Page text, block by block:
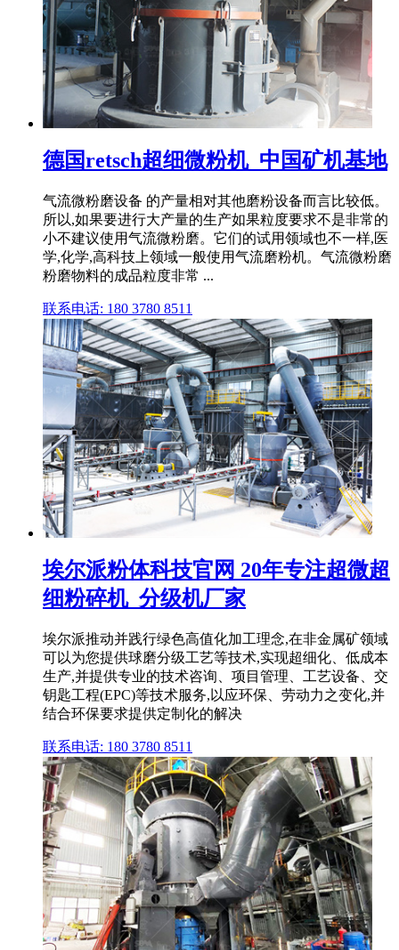
德国retsch超细微粉机_中国矿机基地
气流微粉磨设备 的产量相对其他磨粉设备而言比较低。
所以,如果要进行大产量的生产如果粒度要求不是非常的
小不建议使用气流微粉磨。它们的试用领域也不一样,医
学,化学,高科技上领域一般使用气流磨粉机。气流微粉磨
粉磨物料的成品粒度非常 ...
联系电话: 180 3780 8511
埃尔派粉体科技官网 20年专注超微超
细粉碎机_分级机厂家
埃尔派推动并践行绿色高值化加工理念,在非金属矿领域
可以为您提供球磨分级工艺等技术,实现超细化、低成本
生产,并提供专业的技术咨询、项目管理、工艺设备、交
钥匙工程(EPC)等技术服务,以应环保、劳动力之变化,并
结合环保要求提供定制化的解决
联系电话: 180 3780 8511